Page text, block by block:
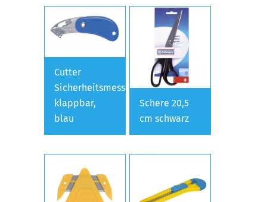
Cutter
Sicherheitsmesser
klappbar,
blau
Schere 20,5
cm schwarz